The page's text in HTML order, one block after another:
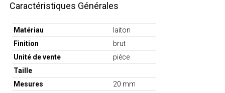
Caractéristiques Générales
Matériau
laiton
Finition
brut
Unité de vente
pièce
Taille
Mesures
20 mm